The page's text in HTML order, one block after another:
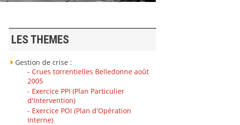
LES THEMES
Gestion de crise :
- Crues torrentielles Belledonne août
2005
- Exercice PPI (Plan Particulier
d'Intervention)
- Exercice POI (Plan d'Opération
Interne)